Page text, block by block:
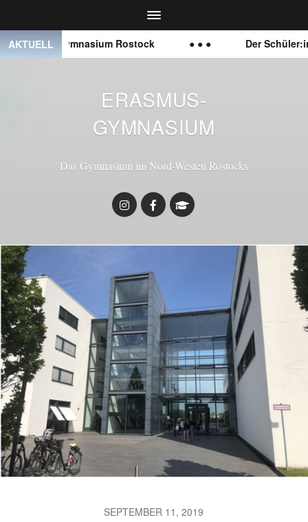
AKTUELL
Gymnasium Rostock ● ● ● Der
ERASMUS-
GYMNASIUM
Das Gymnasium im Nord-Westen Rostocks
SEPTEMBER 11, 2019